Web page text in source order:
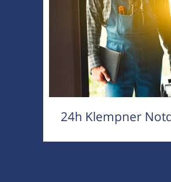
24h Klempner